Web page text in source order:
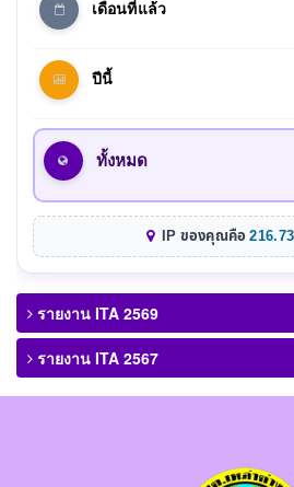
เดือนที่แล้ว
ปีนี้
ทั้งหมด
IP ของคุณคือ
รายงาน ITA 2569
รายงาน ITA 2567